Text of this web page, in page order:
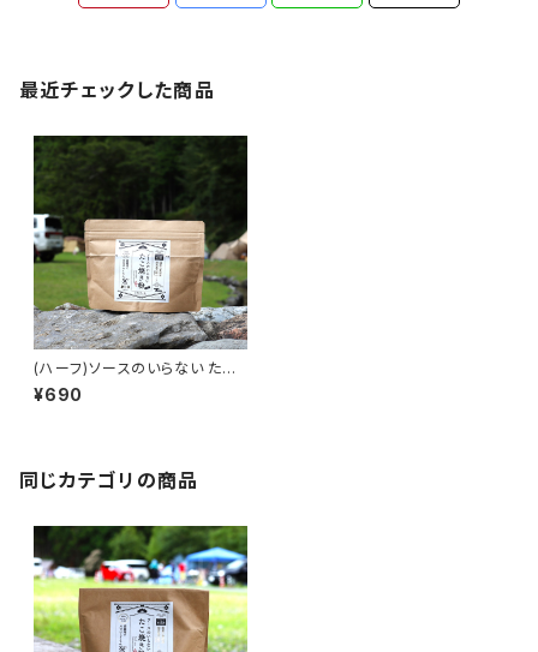
最近チェックした商品
(ハーフ)ソースのいらない たこ
焼き粉 150ｇ
¥690
同じカテゴリの商品